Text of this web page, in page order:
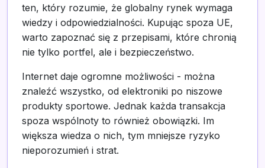
ten, który rozumie, że globalny rynek wymaga
wiedzy i odpowiedzialności. Kupując spoza UE,
warto zapoznać się z przepisami, które chronią
nie tylko portfel, ale i bezpieczeństwo.
Internet daje ogromne możliwości - można
znaleźć wszystko, od elektroniki po niszowe
produkty sportowe. Jednak każda transakcja
spoza wspólnoty to również obowiązki. Im
większa wiedza o nich, tym mniejsze ryzyko
nieporozumień i strat.